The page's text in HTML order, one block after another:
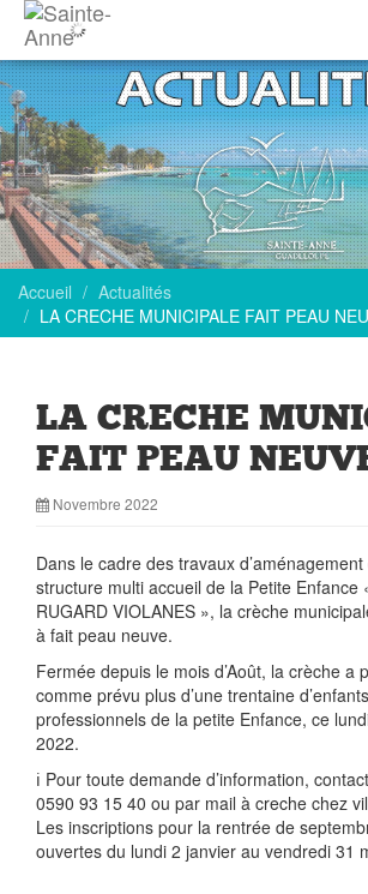
Accueil
Actualités
LA CRECHE MUNICIPALE FAIT PEAU
LA CRECHE
FAIT PEAU
Novembre 2022
Dans le cadre des travaux
structure multi accueil de la Petite Enfance
RUGARD VIOLANES », la crèche
à fait peau neuve.
Fermée depuis le mois d’Août, la crèche a
comme prévu plus d’une trentaine
professionnels de la petite Enfance, ce
2022.
ℹ️ Pour toute demande d’information,
0590 93 15 40 ou par mail à creche chez
Les inscriptions pour la rentrée de
ouvertes du lundi 2 janvier au vendredi 31